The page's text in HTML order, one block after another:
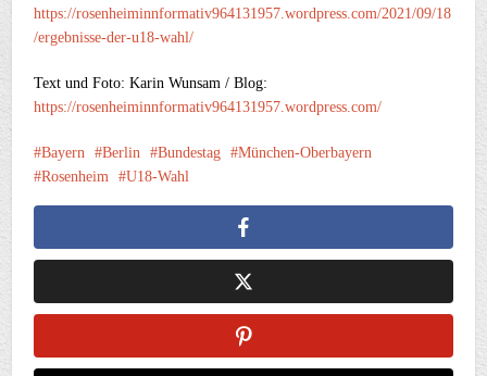
https://rosenheiminnformativ964131957.wordpress.com/2021/09/18
/ergebnisse-der-u18-wahl/
Text und Foto: Karin Wunsam / Blog:
https://rosenheiminnformativ964131957.wordpress.com/
Bayern Berlin Bundestag
München-Oberbayern
Rosenheim
U18-Wahl